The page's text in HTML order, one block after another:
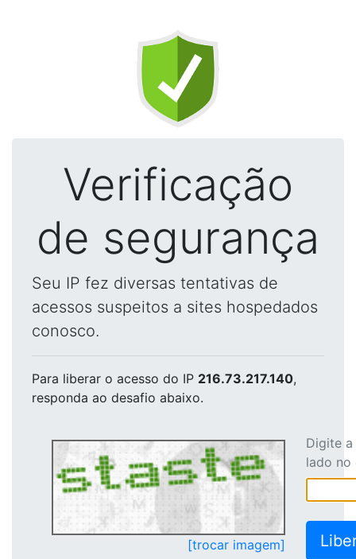
Verificação
de segurança
Seu IP fez diversas tentativas de
acessos suspeitos a sites hospedados
conosco.
Para liberar o acesso do IP 216.73.217.140,
responda ao desafio abaixo.
[trocar imagem]
Digite
lado no